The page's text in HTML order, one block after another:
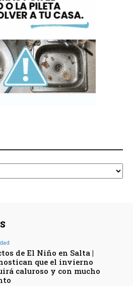
de El Niño en Salta |
que el invierno
caluroso y con mucho